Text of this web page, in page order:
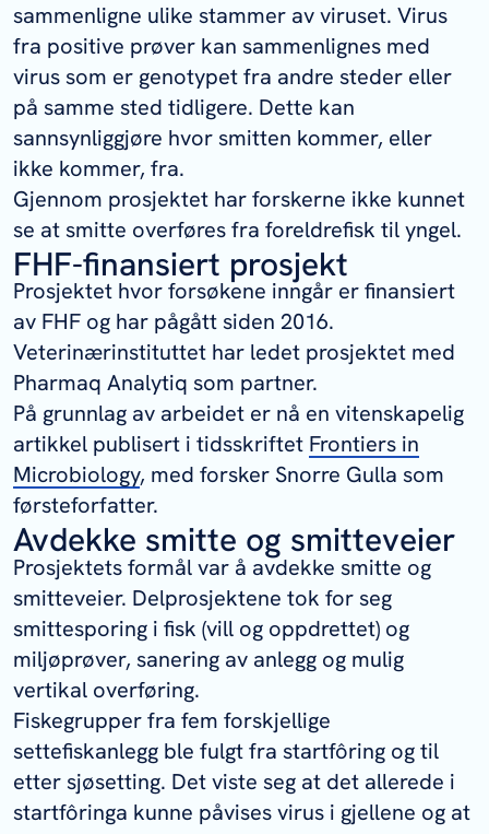
sammenligne ulike stammer av viruset. Virus
fra positive prøver kan sammenlignes med
virus som er genotypet fra andre steder eller
på samme sted tidligere. Dette kan
sannsynliggjøre hvor smitten kommer, eller
ikke kommer, fra.
Gjennom prosjektet har forskerne ikke kunnet
se at smitte overføres fra foreldrefisk til yngel.
FHF-finansiert prosjekt
Prosjektet hvor forsøkene inngår er finansiert
av FHF og har pågått siden 2016.
Veterinærinstituttet har ledet prosjektet med
Pharmaq Analytiq som partner.
På grunnlag av arbeidet er nå en vitenskapelig
artikkel publisert i tidsskriftet Frontiers in
Microbiology, med forsker Snorre Gulla som
førsteforfatter.
Avdekke smitte og smitteveier
Prosjektets formål var å avdekke smitte og
smitteveier. Delprosjektene tok for seg
smittesporing i fisk (vill og oppdrettet) og
miljøprøver, sanering av anlegg og mulig
vertikal overføring.
Fiskegrupper fra fem forskjellige
settefiskanlegg ble fulgt fra startfôring og til
etter sjøsetting. Det viste seg at det allerede i
startfôringa kunne påvises virus i gjellene og at